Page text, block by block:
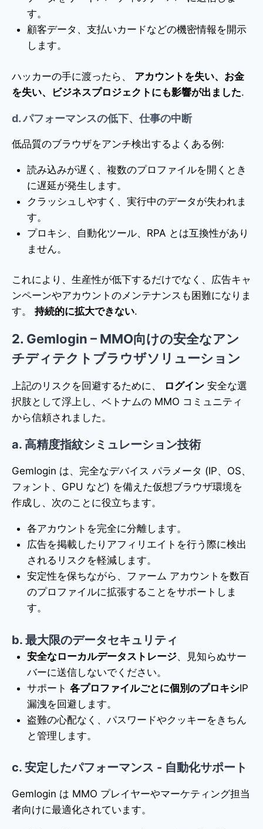
す。
顧客データ、支払いカードなどの機密情報を開示
します。
ハッカーの手に渡ったら、 アカウントを失い、お金
を失い、ビジネスプロジェクトにも影響が出ました.
d. パフォーマンスの低下、仕事の中断
低品質のブラウザをアンチ検出するよくある例:
読み込みが遅く、複数のプロファイルを開くとき
に遅延が発生します。
クラッシュしやすく、実行中のデータが失われま
す。
プロキシ、自動化ツール、RPA とは互換性があり
ません。
これにより、生産性が低下するだけでなく、広告キャ
ンペーンやアカウントのメンテナンスも困難になりま
す。 持続的に拡大できない.
2. Gemlogin – MMO向けの安全なアン
チディテクトブラウザソリューション
上記のリスクを回避するために、 ログイン 安全な選
択肢として浮上し、ベトナムの MMO コミュニティ
から信頼されました。
a. 高精度指紋シミュレーション技術
Gemlogin は、完全なデバイス パラメータ (IP、OS、
フォント、GPU など) を備えた仮想ブラウザ環境を
作成し、次のことに役立ちます。
各アカウントを完全に分離します。
広告を掲載したりアフィリエイトを行う際に検出
されるリスクを軽減します。
安定性を保ちながら、ファーム アカウントを数百
のプロファイルに拡張することをサポートしま
す。
b. 最大限のデータセキュリティ
安全なローカルデータストレージ、見知らぬサー
バーに送信しないでください。
サポート 各プロファイルごとに個別のプロキシIP
漏洩を回避します。
盗難の心配なく、パスワードやクッキーをきちん
と管理します。
c. 安定したパフォーマンス - 自動化サポート
Gemlogin は MMO プレイヤーやマーケティング担当
者向けに最適化されています。